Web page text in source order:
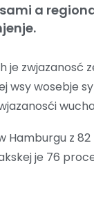
a
zwjazanosć
wsy wosebje
Hamburgu z
je 76